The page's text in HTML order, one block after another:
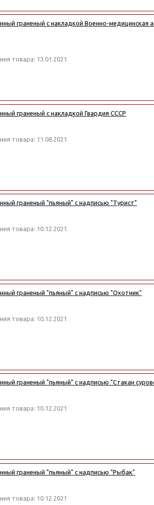
граненый с накладкой Военно-медицинская
товара: 13.01.2021
граненый с накладкой Гвардия СССР
товара: 11.08.2021
граненый "пьяный" с надписью "Турист"
товара: 10.12.2021
граненый "пьяный" с надписью "Охотник"
товара: 10.12.2021
граненый "пьяный" с надписью "Стакан
товара: 10.12.2021
граненый "пьяный" с надписью "Рыбак"
товара: 10.12.2021